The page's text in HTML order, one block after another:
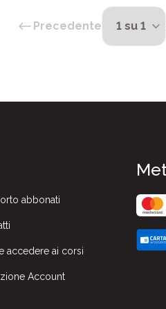
Precedente
abbonati
accedere ai corsi
Account